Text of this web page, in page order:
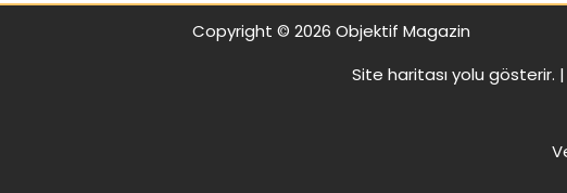
Copyright © 2026 Objektif Magazin
Site haritası yolu gösterir. |